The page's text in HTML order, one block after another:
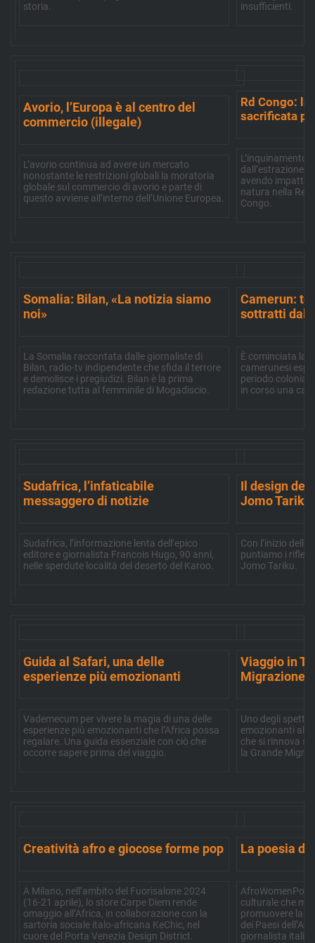
storia.
insufficienti.
Avorio, l’Europa è al centro del
commercio (illegale)
L’avorio continua ad avere un mercato
nonostante le restrizioni globali la moratoria
globale sul commercio di avorio e parte di
questo avviene all’interno dell’Unione Europea.
Rd Congo:
sacrificata
L’inquinamento
dall’estrazione
avendo impatti
natura nella
Congo.
Somalia: Bilan, «La notizia siamo
noi»
La Somalia raccontata dalle giornaliste di
Bilan, radio-tv indipendente che sfida il terrore
e demolisce i pregiudizi. Bilan è la prima
redazione tutta al femminile di Mogadiscio.
Camerun:
sottratti
È cominciata la
camerunesi
periodo
in corso una
Sudafrica, l’infaticabile
messaggero di notizie
Sudafrica, l’informazione lenta dell’epico
editore e giornalista Francois Hugo, 90 anni,
nelle sperdute località del deserto del Karoo.
Il design del
Jomo Tariku
Con l’inizio della
puntiamo i
Jomo Tariku.
Guida al Safari, una delle
esperienze più emozionanti
Vademecum per vivere la magia di una delle
esperienze più emozionanti che l’Africa possa
regalare. Una guida essenziale con ciò che
occorre sapere prima del viaggio.
Viaggio in
Migrazione
Uno degli
emozionanti al
che si rinnova
la Grande
Creatività afro e giocose forme pop
A Milano, nell’ambito del Fuorisalone 2024
(16-21 aprile), lo store Carpe Diem rende
omaggio all’Africa, in collaborazione con la
sartoria sociale italo-africana KeChic, nel
cuore del Porta Venezia Design District.
La poesia
culturale che
promuovere la
dei Paesi
giornalista